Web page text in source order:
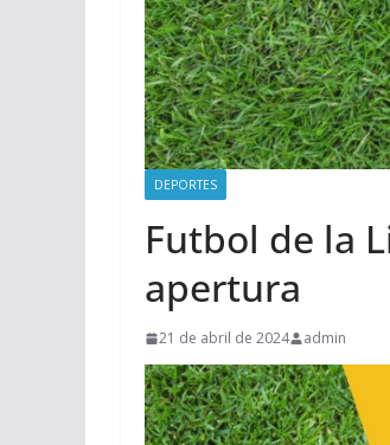
DEPORTES
Futbol de la
apertura
21 de abril de 2024 admin